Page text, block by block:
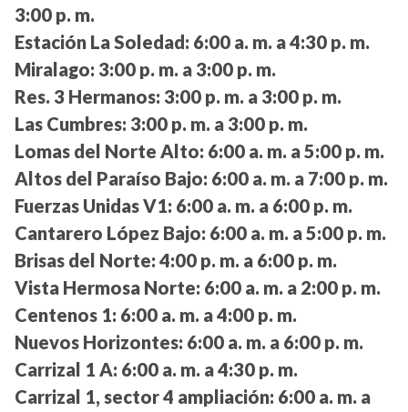
3:00 p. m.
Estación La Soledad: 6:00 a. m. a 4:30 p. m.
Miralago: 3:00 p. m. a 3:00 p. m.
Res. 3 Hermanos: 3:00 p. m. a 3:00 p. m.
Las Cumbres: 3:00 p. m. a 3:00 p. m.
Lomas del Norte Alto: 6:00 a. m. a 5:00 p. m.
Altos del Paraíso Bajo: 6:00 a. m. a 7:00 p. m.
Fuerzas Unidas V1: 6:00 a. m. a 6:00 p. m.
Cantarero López Bajo: 6:00 a. m. a 5:00 p. m.
Brisas del Norte: 4:00 p. m. a 6:00 p. m.
Vista Hermosa Norte: 6:00 a. m. a 2:00 p. m.
Centenos 1: 6:00 a. m. a 4:00 p. m.
Nuevos Horizontes: 6:00 a. m. a 6:00 p. m.
Carrizal 1 A: 6:00 a. m. a 4:30 p. m.
Carrizal 1, sector 4 ampliación: 6:00 a. m. a